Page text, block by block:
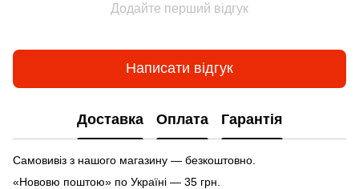
Додайте перший відгук
Написати відгук
Доставка Оплата Гарантія
Самовивіз з нашого магазину — безкоштовно.
«Нововю поштою» по Україні — 35 грн.